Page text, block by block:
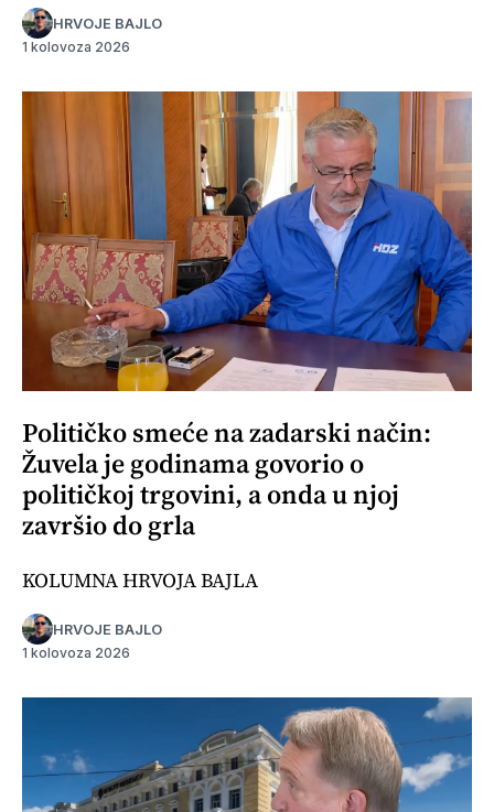
HRVOJE BAJLO
1 kolovoza 2026
Političko smeće na zadarski način:
Žuvela je godinama govorio o
političkoj trgovini, a onda u njoj
završio do grla
KOLUMNA HRVOJA BAJLA
HRVOJE BAJLO
1 kolovoza 2026